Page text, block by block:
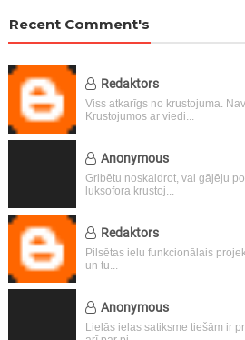
Recent Comment's
Redaktors
Viss atkarīgs no krustojuma.
Krustojumos ar viedi...
Anonymous
Gribētu noskaidrot, vai gājēju
luksofora krustoj...
Redaktors
Pilsētas ielu funkcionālais
un tu...
Anonymous
Lielās ielas satiksme tiešām ir